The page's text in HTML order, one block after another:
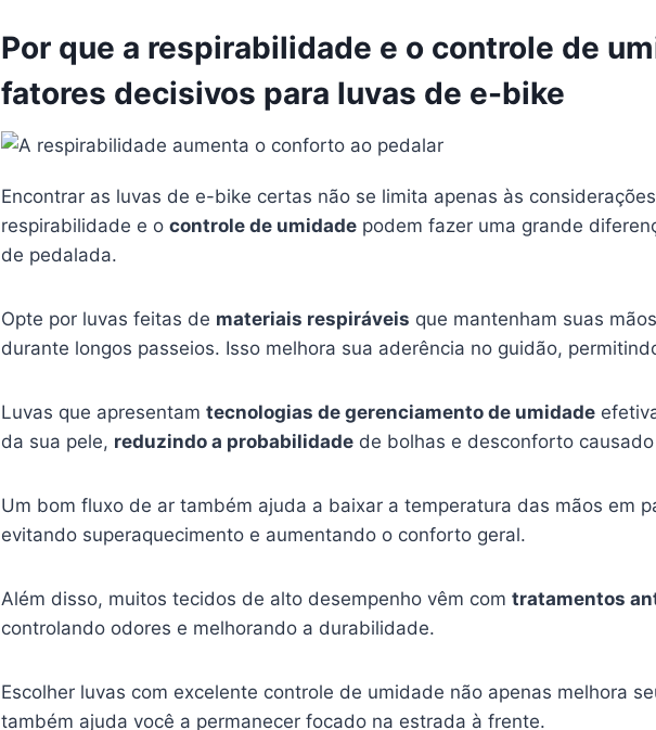
Por que a respirabilidade e o controle de
fatores decisivos para luvas de e-bike
Encontrar as luvas de e-bike certas não se limita apenas às
respirabilidade e o controle de umidade podem fazer uma grande
de pedalada.
Opte por luvas feitas de materiais respiráveis que mantenham suas
durante longos passeios. Isso melhora sua aderência no guidão,
Luvas que apresentam tecnologias de gerenciamento de umidade
da sua pele, reduzindo a probabilidade de bolhas e desconforto
Um bom fluxo de ar também ajuda a baixar a temperatura das mãos em
evitando superaquecimento e aumentando o conforto geral.
Além disso, muitos tecidos de alto desempenho vêm com tratamentos
controlando odores e melhorando a durabilidade.
Escolher luvas com excelente controle de umidade não apenas melhora
também ajuda você a permanecer focado na estrada à frente.